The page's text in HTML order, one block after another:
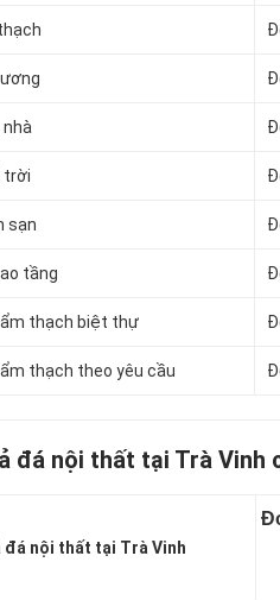
nhà
trời
sạn
tầng
thạch biệt thự
thạch theo yêu cầu
đá nội thất tại Trà Vinh
đá nội thất tại Trà Vinh